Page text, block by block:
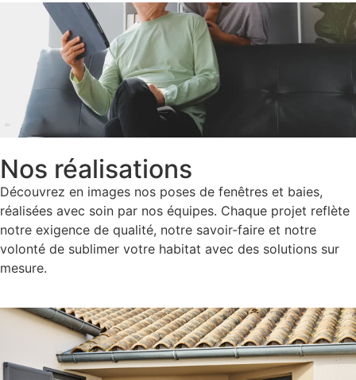
Nos réalisations
Découvrez en images nos poses de fenêtres et baies,
réalisées avec soin par nos équipes. Chaque projet reflète
notre exigence de qualité, notre savoir-faire et notre
volonté de sublimer votre habitat avec des solutions sur
mesure.